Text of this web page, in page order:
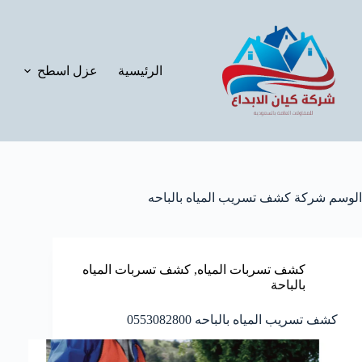
الرئيسية عزل اسطح
الوسم شركة كشف تسريب المياه بالباحه
كشف تسربات المياه, كشف تسربات المياه
بالباحة
كشف تسريب المياه بالباحه 0553082800